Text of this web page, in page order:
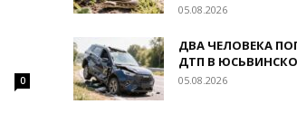
0
05.08.2026
ДВА ЧЕЛОВЕКА
ДТП В
05.08.2026